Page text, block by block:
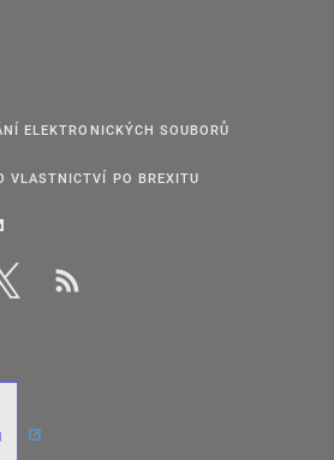
ELEKTRONICKÝCH SOUBORŮ
VLASTNICTVÍ PO BREXITU